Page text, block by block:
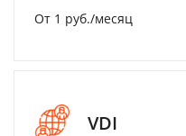
От 1 руб./месяц
VDI